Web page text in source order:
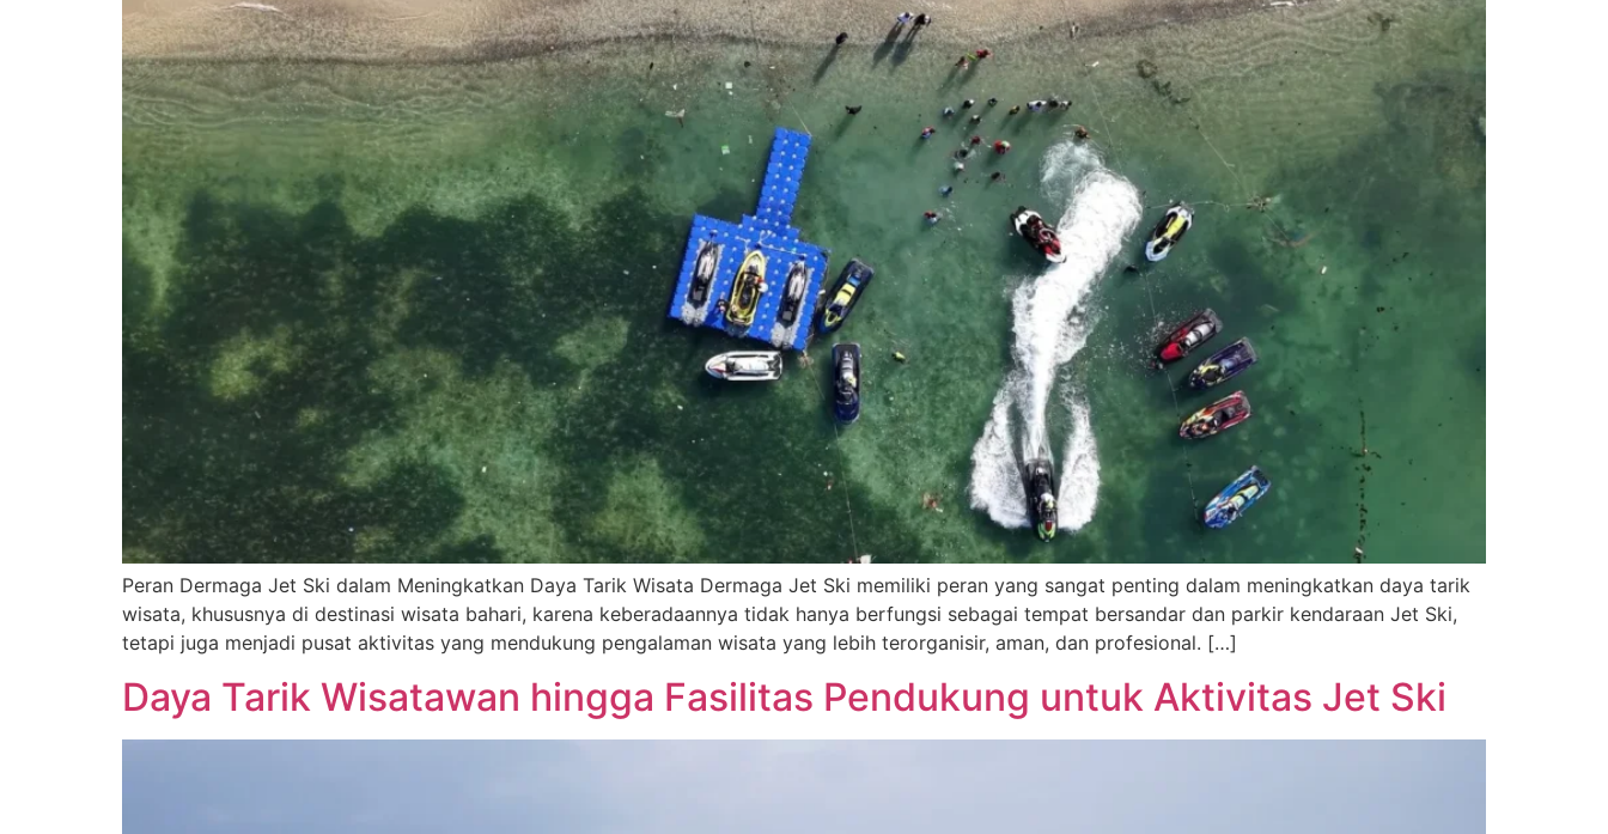
Peran Dermaga Jet Ski dalam Meningkatkan Daya Tarik Wisata Dermaga Jet Ski memiliki peran yang sangat penting dalam meningkatkan daya tarik
wisata, khususnya di destinasi wisata bahari, karena keberadaannya tidak hanya berfungsi sebagai tempat bersandar dan parkir kendaraan Jet Ski,
tetapi juga menjadi pusat aktivitas yang mendukung pengalaman wisata yang lebih terorganisir, aman, dan profesional. […]
Daya Tarik Wisatawan hingga Fasilitas Pendukung untuk Aktivitas Jet Ski